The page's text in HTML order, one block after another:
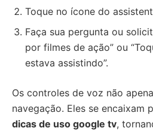
Toque no ícone do
Faça sua pergunta ou
por filmes de ação” ou
estava assistindo”.
Os controles de voz não
navegação. Eles se encaixam
dicas de uso google tv,